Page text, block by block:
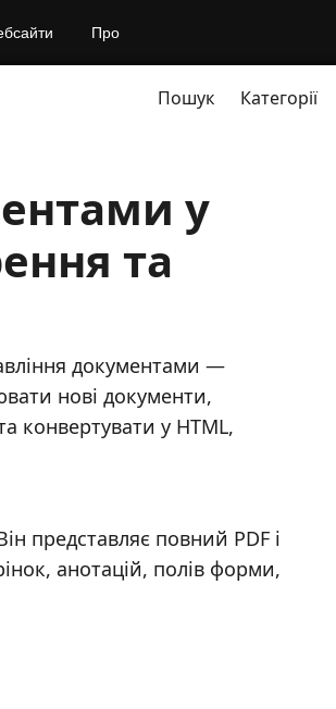
Про
Пошук Категорії
у
та
документами —
нові документи,
конвертувати у HTML,
представляє повний PDF і
анотацій, полів форми,